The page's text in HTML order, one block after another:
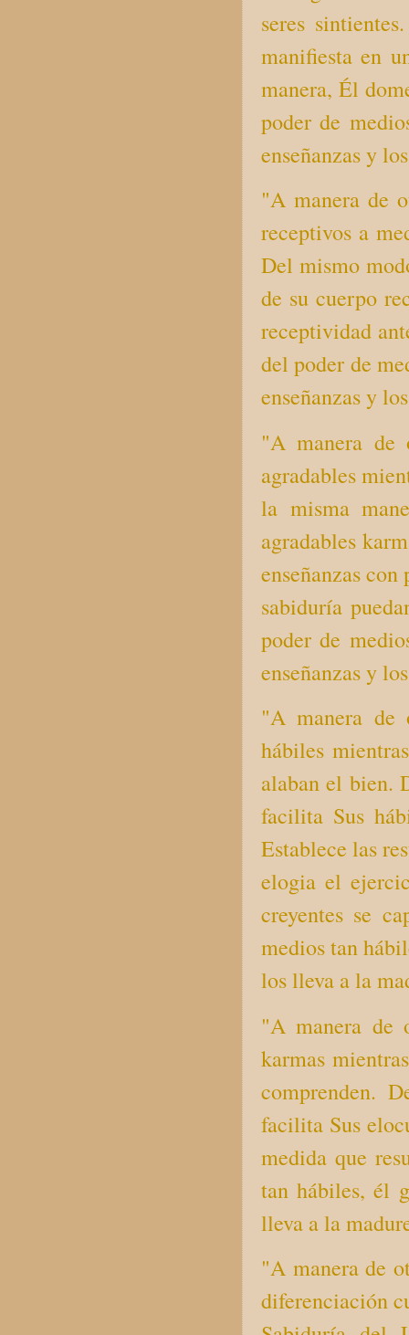
seres
manifiesta en
manera, Él
poder de
enseñanzas y
"A manera de
receptivos a
Del mismo
de su cuerpo
receptividad
del poder de
enseñanzas y
"A manera de
agradables
la misma
agradables
enseñanzas
sabiduría
poder de
enseñanzas y
"A manera de
hábiles
alaban el bien.
facilita Sus
Establece las
elogia el
creyentes se
medios tan
los lleva a la
"A manera de
karmas
comprenden.
facilita Sus
medida que
tan hábiles, él
lleva a la
"A manera de
diferenciación